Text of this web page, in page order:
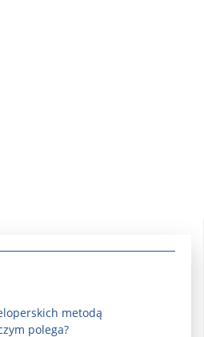
metodą
polega?